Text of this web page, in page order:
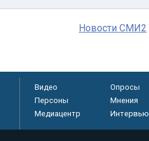
Новости СМИ2
Видео Опросы
Персоны
Мнения
Медиацентр
Интервью